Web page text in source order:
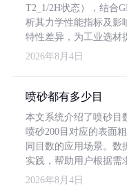
T2_1/2H状态），结合
析其力学性能指标及影
特性差异，为工业选材
2026年8月4日
喷砂都有多少目
本文系统介绍了喷砂目
喷砂200目对应的表面
同目数的应用场景。数
实践，帮助用户根据需
2026年8月4日